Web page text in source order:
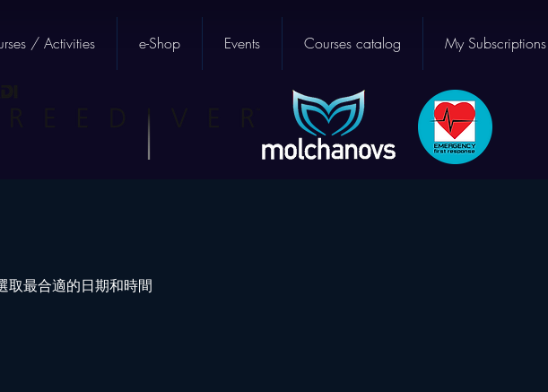
/ Activities e-Shop Events Courses catalog My Subscriptions
取最合適的日期和時間